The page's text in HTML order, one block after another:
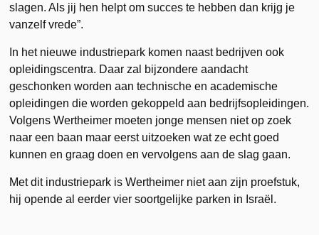
slagen. Als jij hen helpt om succes te hebben dan krijg je
vanzelf vrede”.
In het nieuwe industriepark komen naast bedrijven ook
opleidingscentra. Daar zal bijzondere aandacht
geschonken worden aan technische en academische
opleidingen die worden gekoppeld aan bedrijfsopleidingen.
Volgens Wertheimer moeten jonge mensen niet op zoek
naar een baan maar eerst uitzoeken wat ze echt goed
kunnen en graag doen en vervolgens aan de slag gaan.
Met dit industriepark is Wertheimer niet aan zijn proefstuk,
hij opende al eerder vier soortgelijke parken in Israël.